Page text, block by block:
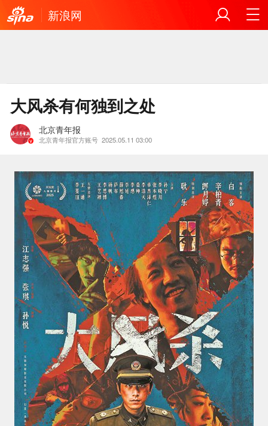
新浪网
大风杀有何独到之处
北京青年报
北京青年报官方账号 2025.05.11 03:00